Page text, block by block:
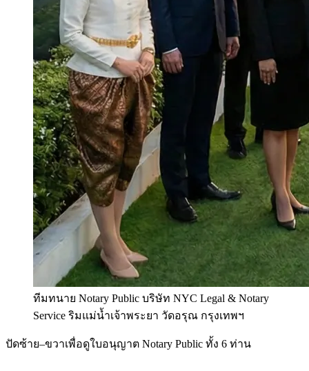
ทีมทนาย Notary Public บริษัท NYC Legal & Notary
Service ริมแม่น้ำเจ้าพระยา วัดอรุณ กรุงเทพฯ
ปัดซ้าย–ขวาเพื่อดูใบอนุญาต Notary Public ทั้ง 6 ท่าน